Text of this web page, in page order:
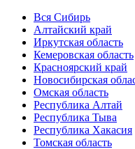
Вся Сибирь
Алтайский край
Иркутская область
Кемеровская область
Красноярский край
Новосибирская
Омская область
Республика Алтай
Республика Тыва
Республика Хакасия
Томская область